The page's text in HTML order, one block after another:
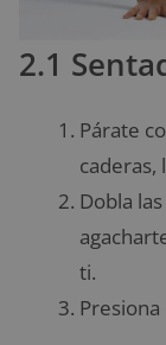
2.1
Párate
caderas,
Dobla
ti.